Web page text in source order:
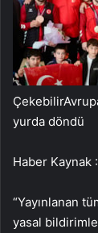
Çekebilir
yurda döndü
Haber Kaynak
“Yayınlanan
yasal